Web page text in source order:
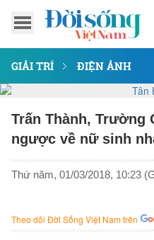
GIẢI TRÍ ĐIỆN ẢNH
Trấn Thành, Trường
ngược về nữ sinh
Thứ năm, 01/03/2018, 10:23
Theo dõi Đời Sống Việt Nam trên